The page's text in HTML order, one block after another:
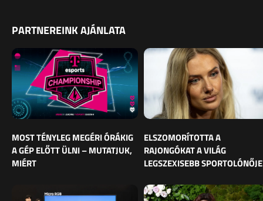
PARTNEREINK AJÁNLATA
MOST TÉNYLEG MEGÉRI ÓRÁKIG
A GÉP ELŐTT ÜLNI – MUTATJUK,
MIÉRT
ELSZOMORÍTOTTA A
RAJONGÓKAT A VILÁG
LEGSZEXISEBB SPORTOLÓNŐJE